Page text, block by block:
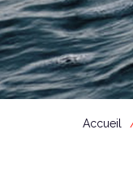
Accueil